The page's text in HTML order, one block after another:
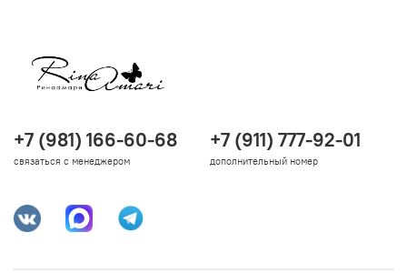
+7 (981) 166-60-68
связаться с менеджером
+7 (911) 777-92-01
дополнительный номер